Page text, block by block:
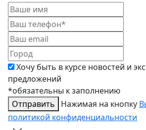
Хочу быть в курсе новостей и
предложений
*обязательны к заполнению
Отправить
Нажимая на кнопку
политикой конфиденциальности